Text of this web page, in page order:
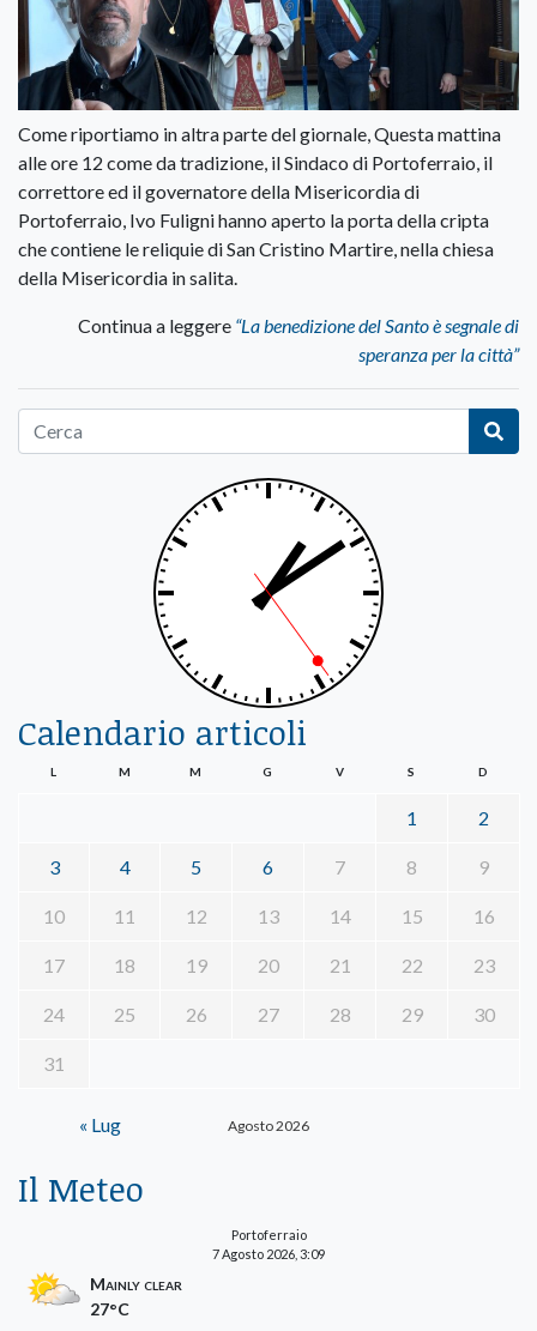
Come riportiamo in altra parte del giornale, Questa mattina
alle ore 12 come da tradizione, il Sindaco di Portoferraio, il
correttore ed il governatore della Misericordia di
Portoferraio, Ivo Fuligni hanno aperto la porta della cripta
che contiene le reliquie di San Cristino Martire, nella chiesa
della Misericordia in salita.
Continua a leggere “La benedizione del Santo è segnale di
speranza per la città”
Calendario articoli
Agosto 2026
L M M G V S D
1 2
3 4 5 6 7 8 9
10 11 12 13 14 15 16
17 18 19 20 21 22 23
24 25 26 27 28 29 30
31
« Lug
Il Meteo
Portoferraio
7 Agosto 2026, 3:09
Mainly clear
27°C